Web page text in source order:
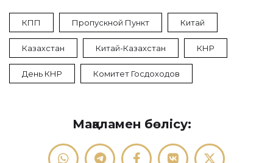
КПП Пропускной Пункт Китай
Казахстан Китай-Казахстан КНР
День КНР Комитет Госдоходов
Мақаламен бөлісу: